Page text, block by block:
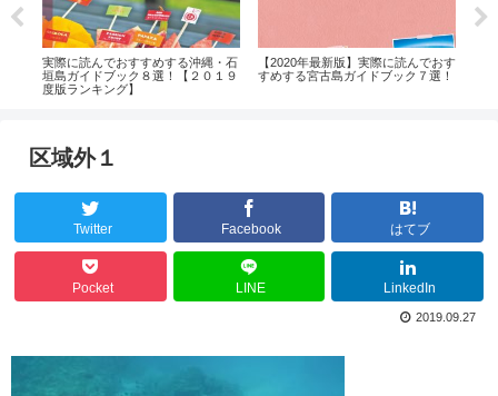
実際に読んでおすすめする沖縄・石
垣島ガイドブック８選！【２０１９
度版ランキング】
【2020年最新版】実際に読んでおす
すめする宮古島ガイドブック７選！
区域外１
Twitter Facebook はてブ
Pocket LINE LinkedIn
2019.09.27